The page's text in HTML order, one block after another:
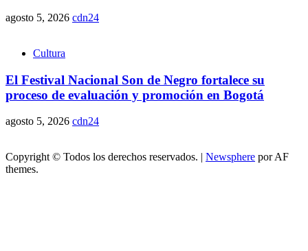
agosto 5, 2026 cdn24
Cultura
El Festival Nacional Son de Negro fortalece su
proceso de evaluación y promoción en Bogotá
agosto 5, 2026 cdn24
Copyright © Todos los derechos reservados. | Newsphere por AF
themes.